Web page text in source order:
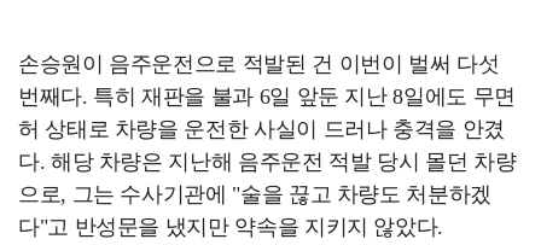
손승원이 음주운전으로 적발된 건 이번이 벌써 다섯
번째다. 특히 재판을 불과 6일 앞둔 지난 8일에도 무면
허 상태로 차량을 운전한 사실이 드러나 충격을 안겼
다. 해당 차량은 지난해 음주운전 적발 당시 몰던 차량
으로, 그는 수사기관에 "술을 끊고 차량도 처분하겠
다"고 반성문을 냈지만 약속을 지키지 않았다.